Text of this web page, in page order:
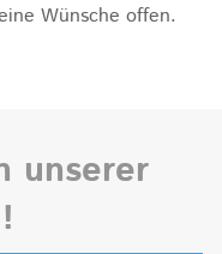
Wünsche offen.
unserer